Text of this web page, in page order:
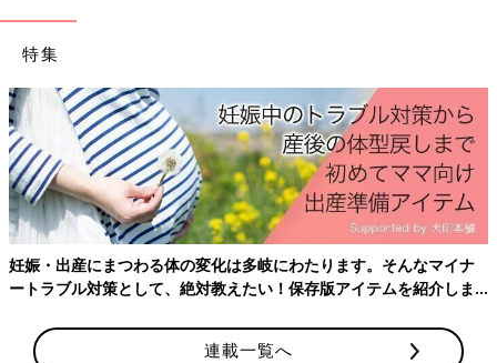
特集
産後はお世話で大忙し、出産前にそろえておきたいアイテム、知っ
ておきたいことをわかりやすく紹介！
連載一覧へ